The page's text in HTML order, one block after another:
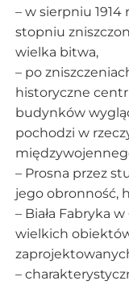
– w sierpniu
stopniu
wielka bitwa,
– po
historyczne
budynków
pochodzi w
– Prosna przez
jego obronność,
– Biała Fabryka
wielkich
–